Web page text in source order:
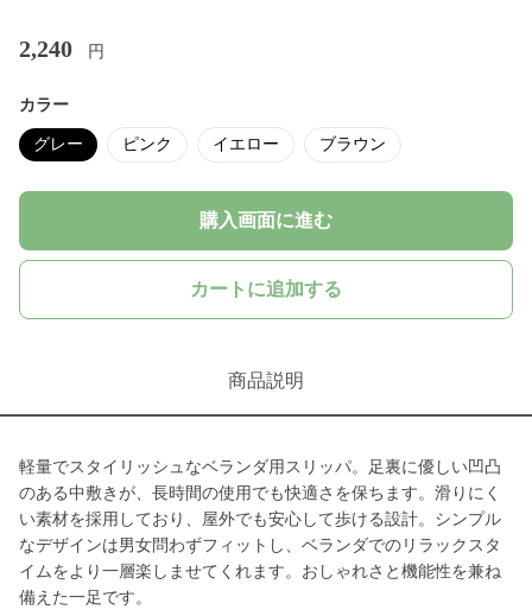
2,240 円
カラー
グレー ピンク イエロー ブラウン
購入画面に進む
カートに追加する
商品説明
軽量でスタイリッシュなベランダ用スリッパ。足裏に優しい凹凸
のある中敷きが、長時間の使用でも快適さを保ちます。滑りにく
い素材を採用しており、屋外でも安心して歩ける設計。シンプル
なデザインは男女問わずフィットし、ベランダでのリラックスタ
イムをより一層楽しませてくれます。おしゃれさと機能性を兼ね
備えた一足です。